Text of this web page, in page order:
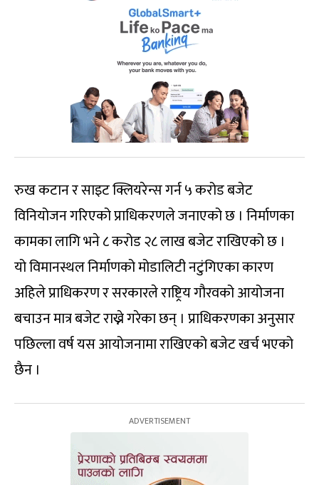
रुख कटान र साइट क्लियरेन्स गर्न ५ करोड बजेट
विनियोजन गरिएको प्राधिकरणले जनाएको छ । निर्माणका
कामका लागि भने ८ करोड २८ लाख बजेट राखिएको छ ।
यो विमानस्थल निर्माणको मोडालिटी नटुंगिएका कारण
अहिले प्राधिकरण र सरकारले राष्ट्रिय गौरवको आयोजना
बचाउन मात्र बजेट राख्ने गरेका छन् । प्राधिकरणका अनुसार
पछिल्ला वर्ष यस आयोजनामा राखिएको बजेट खर्च भएको
छैन ।